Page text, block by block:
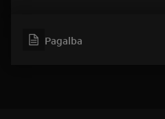
Pagalba